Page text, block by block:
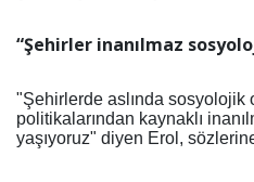
“Şehirler inanılmaz
"Şehirlerde aslında sosyolojik
politikalarından kaynaklı
yaşıyoruz" diyen Erol,